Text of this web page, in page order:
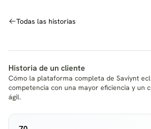
Todas las historias
Historia de un cliente
Cómo la plataforma completa de Saviynt
competencia con una mayor eficiencia y un
ágil.